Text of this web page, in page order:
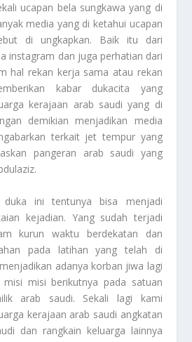
ucapan bela sungkawa yang di
media yang di ketahui ucapan
di ungkapkan. Baik itu dari
instagram dan juga perhatian dari
hal rekan kerja sama atau rekan
kabar dukacita yang
kerajaan arab saudi yang di
demikian menjadikan media
terkait jet tempur yang
pangeran arab saudi yang
ini tentunya bisa menjadi
kejadian. Yang sudah terjadi
kurun waktu berdekatan dan
pada latihan yang telah di
adanya korban jiwa lagi
misi berikutnya pada satuan
arab saudi. Sekali lagi kami
kerajaan arab saudi angkatan
dan rangkain keluarga lainnya